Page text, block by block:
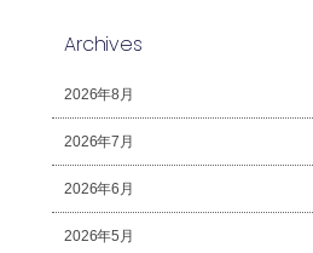
Archives
2026年8月
2026年7月
2026年6月
2026年5月